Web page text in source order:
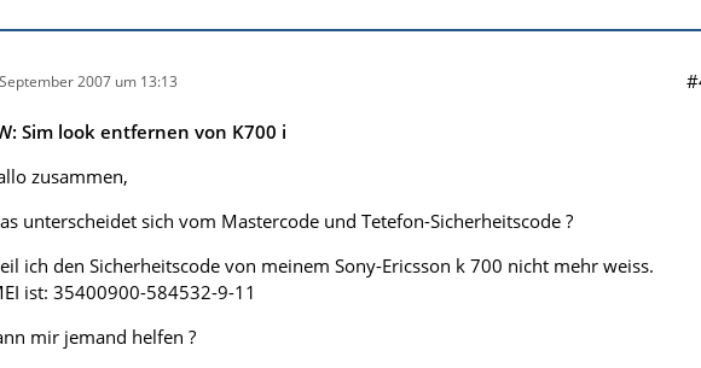
2007 um 13:13
Sim look entfernen von K700 i
zusammen,
unterscheidet sich vom Mastercode und Tetefon-Sicherheitscode ?
ich den Sicherheitscode von meinem Sony-Ericsson k 700 nicht mehr weiss.
ist: 35400900-584532-9-11
mir jemand helfen ?